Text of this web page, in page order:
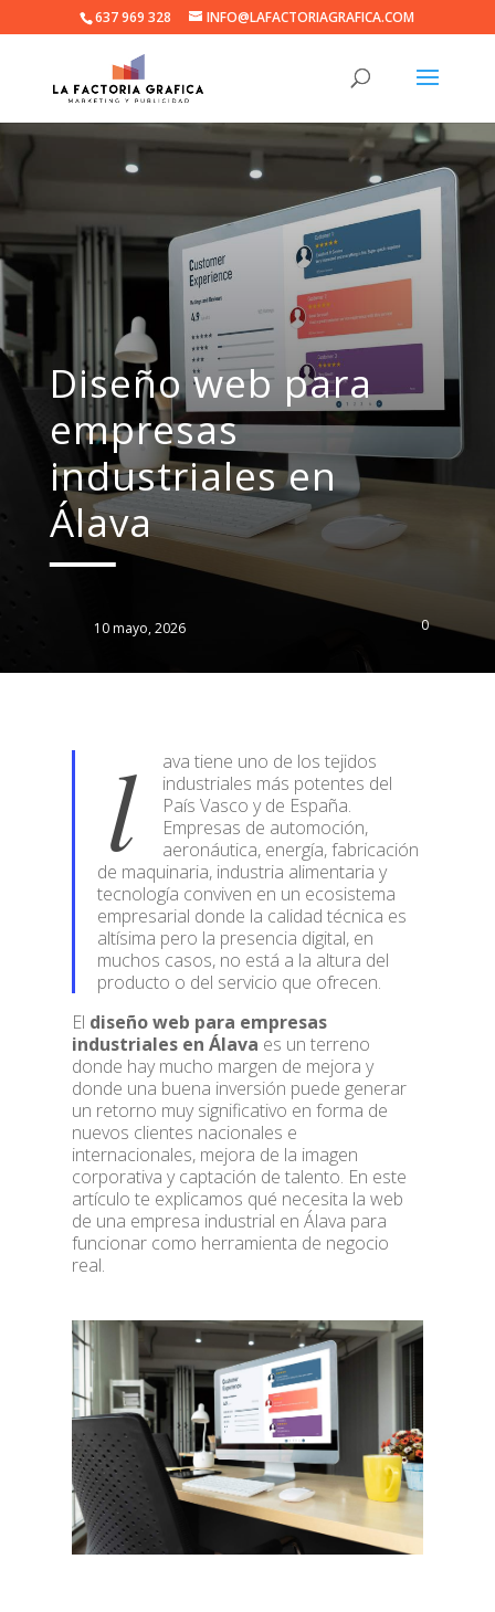
637 969 328 INFO@LAFACTORIAGRAFICA.COM
Diseño web para
empresas
industriales en
Álava
0
10 mayo, 2026
l
ava tiene uno de los tejidos
industriales más potentes del
País Vasco y de España.
Empresas de automoción,
aeronáutica, energía, fabricación
de maquinaria, industria alimentaria y
tecnología conviven en un ecosistema
empresarial donde la calidad técnica es
altísima pero la presencia digital, en
muchos casos, no está a la altura del
producto o del servicio que ofrecen.
El diseño web para empresas
industriales en Álava es un terreno
donde hay mucho margen de mejora y
donde una buena inversión puede generar
un retorno muy significativo en forma de
nuevos clientes nacionales e
internacionales, mejora de la imagen
corporativa y captación de talento. En este
artículo te explicamos qué necesita la web
de una empresa industrial en Álava para
funcionar como herramienta de negocio
real.